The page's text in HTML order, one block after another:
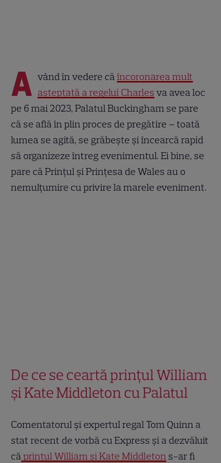
A vând în vedere căîncoronarea mult
așteptată a regelui Charles va avea loc
pe 6 mai 2023, Palatul Buckingham se pare
că se află în plin proces de pregătire – toată
lumea se agită, se grăbește și încearcă rapid
să organizeze întreg evenimentul. Ei bine, se
pare că Prințul și Prințesa de Wales au o
nemulțumire cu privire la marele eveniment.
De ce se ceartă prințul William
și Kate Middleton cu Palatul
Comentatorul și expertul regal Tom Quinn a
stat recent de vorbă cu Express și a dezvăluit
căprințul William și Kate Middleton s-ar fi